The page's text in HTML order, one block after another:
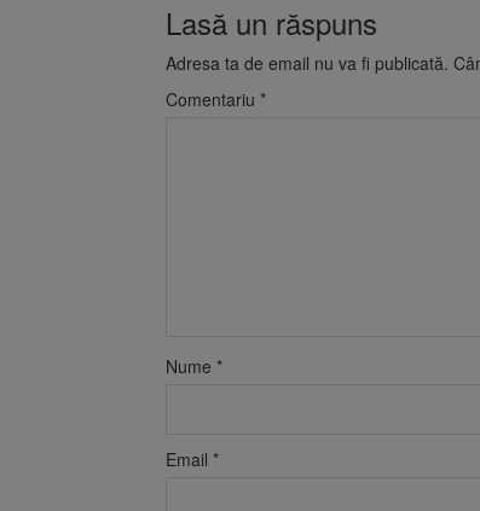
Lasă un răspuns
Adresa ta de email nu va fi publicată.
Comentariu *
Nume *
Email *